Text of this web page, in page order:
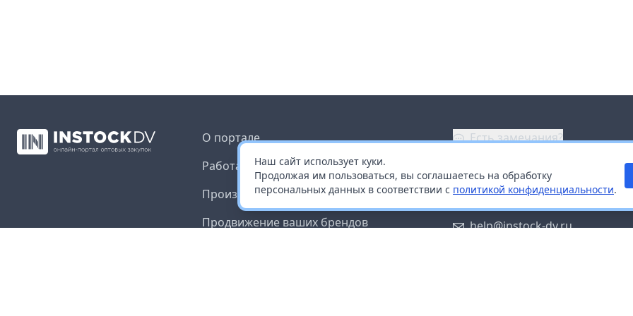
Наш сайт использует куки.
Продолжая им пользоваться, вы соглашаетесь на обработку
персональных данных в соответствии с политикой конфиденциальности.
О портале
Работа с платформой
Производителям и дистрибьюторам
Продвижение ваших брендов
Есть замечания?
Заказать звонок
help@instock-dv.ru